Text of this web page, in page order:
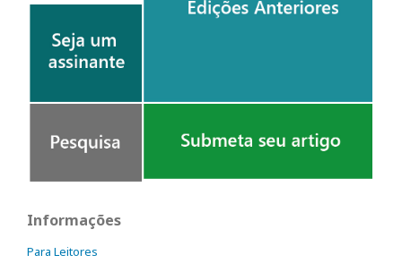
Informações
Para Leitores